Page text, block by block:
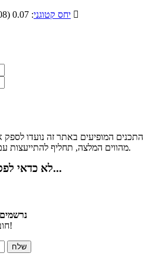
יחס קטוגני 
התכנים המופיעים באתר זה נועדו לספק
מהווים המלצה, תחליף להתייעצות עם מומחה או קבלת ייעוץ רפואי.
לא כדאי לפספס...
חוברת מתכונים מהירים לדיאטה!